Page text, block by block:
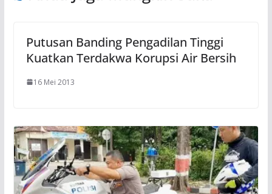
Putusan Banding Pengadilan Tinggi
Kuatkan Terdakwa Korupsi Air Bersih
16 Mei 2013